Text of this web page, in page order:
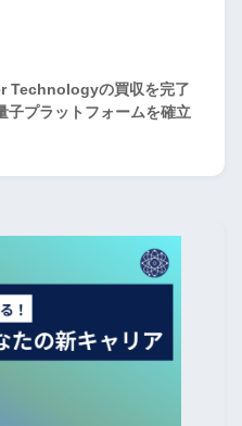
Technologyの買収を完了
子プラットフォームを確立